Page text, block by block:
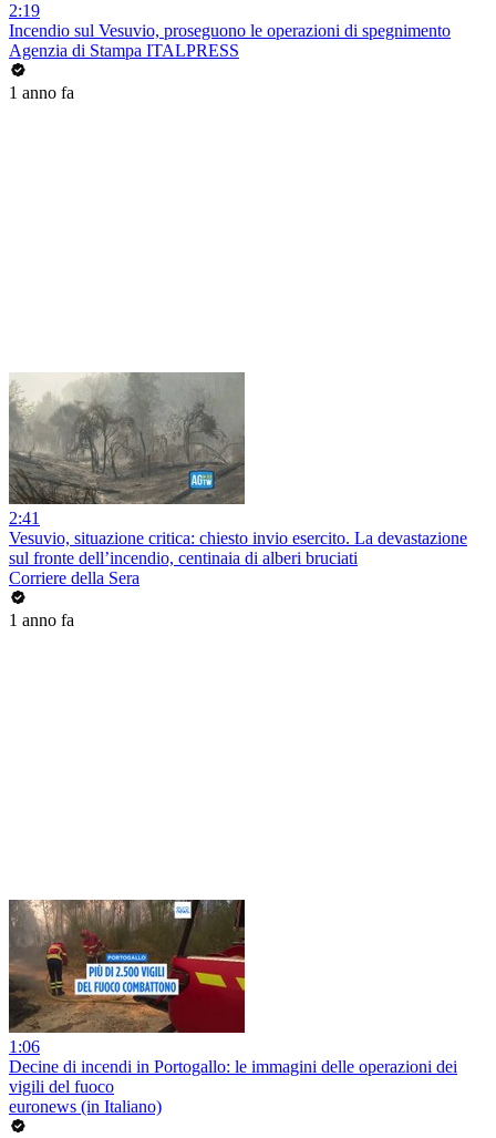
2:19
Incendio sul Vesuvio, proseguono le operazioni di spegnimento
Agenzia di Stampa ITALPRESS
1 anno fa
2:41
Vesuvio, situazione critica: chiesto invio esercito. La devastazione
sul fronte dell’incendio, centinaia di alberi bruciati
Corriere della Sera
1 anno fa
1:06
Decine di incendi in Portogallo: le immagini delle operazioni dei
vigili del fuoco
euronews (in Italiano)